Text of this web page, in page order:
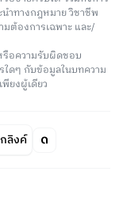
ำทางกฎหมาย วิชาชีพ
ต้องการเฉพาะ และ/
รือความรับผิดชอบ
ใดๆ กับข้อมูลในบทความ
ยงผู้เดียว
ลิงค์